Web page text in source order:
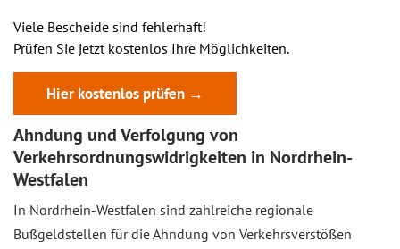
Viele Bescheide sind fehlerhaft!
Prüfen Sie jetzt kostenlos Ihre Möglichkeiten.
Hier kostenlos prüfen →
Ahndung und Verfolgung von
Verkehrsordnungswidrigkeiten in Nordrhein-
Westfalen
In Nordrhein-Westfalen sind zahlreiche regionale
Bußgeldstellen für die Ahndung von Verkehrsverstößen